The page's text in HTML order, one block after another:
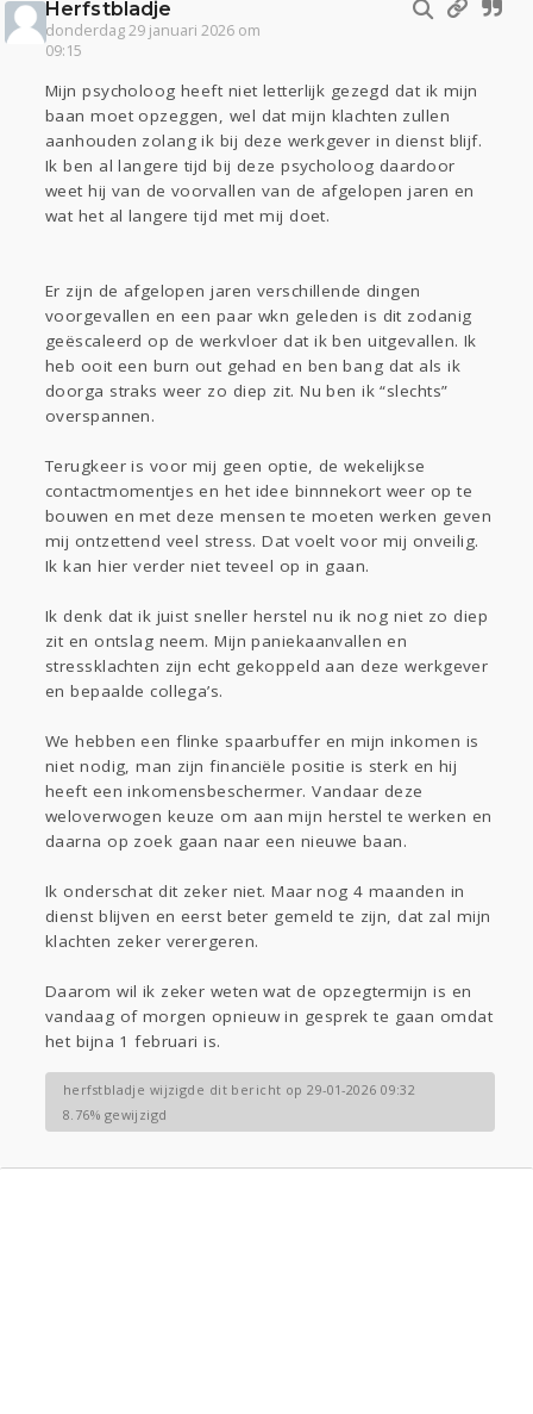
Herfstbladje
donderdag 29 januari 2026 om
09:15
Mijn psycholoog heeft niet letterlijk gezegd dat ik mijn
baan moet opzeggen, wel dat mijn klachten zullen
aanhouden zolang ik bij deze werkgever in dienst blijf.
Ik ben al langere tijd bij deze psycholoog daardoor
weet hij van de voorvallen van de afgelopen jaren en
wat het al langere tijd met mij doet.
Er zijn de afgelopen jaren verschillende dingen
voorgevallen en een paar wkn geleden is dit zodanig
geëscaleerd op de werkvloer dat ik ben uitgevallen. Ik
heb ooit een burn out gehad en ben bang dat als ik
doorga straks weer zo diep zit. Nu ben ik “slechts”
overspannen.
Terugkeer is voor mij geen optie, de wekelijkse
contactmomentjes en het idee binnnekort weer op te
bouwen en met deze mensen te moeten werken geven
mij ontzettend veel stress. Dat voelt voor mij onveilig.
Ik kan hier verder niet teveel op in gaan.
Ik denk dat ik juist sneller herstel nu ik nog niet zo diep
zit en ontslag neem. Mijn paniekaanvallen en
stressklachten zijn echt gekoppeld aan deze werkgever
en bepaalde collega’s.
We hebben een flinke spaarbuffer en mijn inkomen is
niet nodig, man zijn financiële positie is sterk en hij
heeft een inkomensbeschermer. Vandaar deze
weloverwogen keuze om aan mijn herstel te werken en
daarna op zoek gaan naar een nieuwe baan.
Ik onderschat dit zeker niet. Maar nog 4 maanden in
dienst blijven en eerst beter gemeld te zijn, dat zal mijn
klachten zeker verergeren.
Daarom wil ik zeker weten wat de opzegtermijn is en
vandaag of morgen opnieuw in gesprek te gaan omdat
het bijna 1 februari is.
herfstbladje wijzigde dit bericht op 29-01-2026 09:32
8.76% gewijzigd